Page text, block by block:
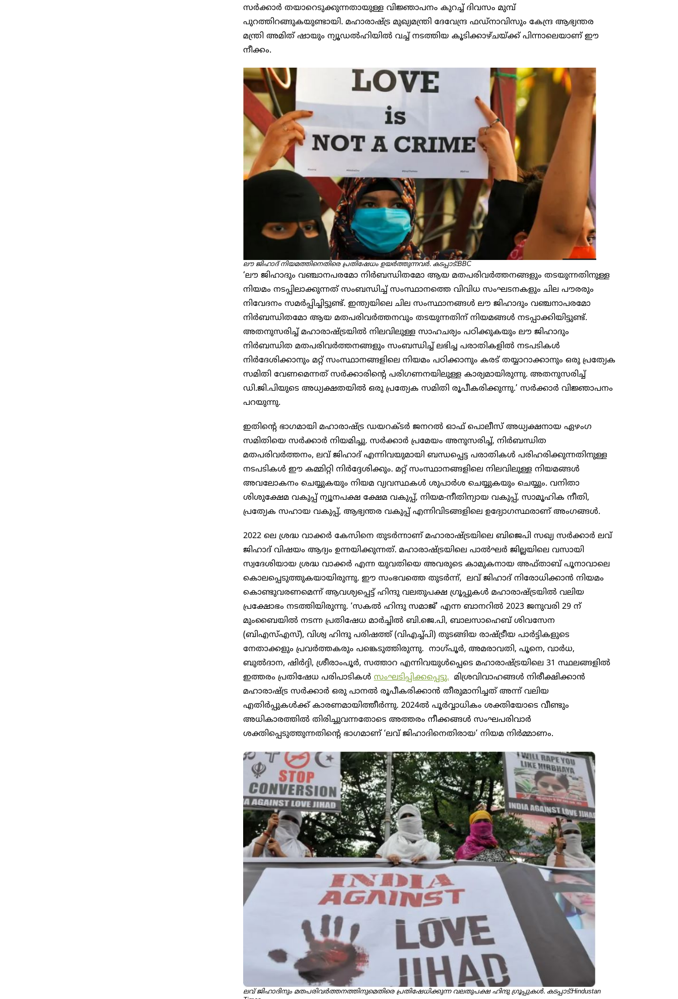
സർക്കാർ തയാറെടുക്കുന്നതായുള്ള വിജ്ഞാപനം കുറച്ച് ദിവസം മുമ്പ്
പുറത്തിറങ്ങുകയുണ്ടായി. മഹാരാഷ്ട്ര മുഖ്യമന്ത്രി ദേവേന്ദ്ര ഫഡ്‌നാവിസും കേന്ദ്ര ആഭ്യന്തര
മന്ത്രി അമിത് ഷായും ന്യൂഡൽഹിയിൽ വച്ച് നടത്തിയ കൂടിക്കാഴ്ചയ്ക്ക് പിന്നാലെയാണ് ഈ
നീക്കം.
ലൗ ജിഹാദ് നിയമത്തിനെതിരെ പ്രതിഷേധം ഉയർത്തുന്നവർ. കടപ്പാട്:BBC
‘ലൗ ജിഹാദും വഞ്ചാനപരമോ നിർബന്ധിതമോ ആയ മതപരിവർത്തനങ്ങളും തടയുന്നതിനുള്ള
നിയമം നടപ്പിലാക്കുന്നത് സംബന്ധിച്ച് സംസ്ഥാനത്തെ വിവിധ സംഘടനകളും ചില പൗരരും
നിവേദനം സമർപ്പിച്ചിട്ടുണ്ട്. ഇന്ത്യയിലെ ചില സംസ്ഥാനങ്ങൾ ലൗ ജിഹാദും വഞ്ചനാപരമോ
നിർബന്ധിതമോ ആയ മതപരിവർത്തനവും തടയുന്നതിന് നിയമങ്ങൾ നടപ്പാക്കിയിട്ടുണ്ട്.
അതനുസരിച്ച് മഹാരാഷ്ട്രയിൽ നിലവിലുള്ള സാഹചര്യം പഠിക്കുകയും ലൗ ജിഹാദും
നിർബന്ധിത മതപരിവർത്തനങ്ങളും സംബന്ധിച്ച് ലഭിച്ച പരാതികളിൽ നടപടികൾ
നിർദേശിക്കാനും മറ്റ് സംസ്ഥാനങ്ങളിലെ നിയമം പഠിക്കാനും കരട് തയ്യാറാക്കാനും ഒരു പ്രത്യേക
സമിതി വേണമെന്നത് സർക്കാരിന്റെ പരിഗണനയിലുള്ള കാര്യമായിരുന്നു. അതനുസരിച്ച്
ഡി.ജി.പിയുടെ അധ്യക്ഷതയിൽ ഒരു പ്രത്യേക സമിതി രൂപീകരിക്കുന്നു.’ സർക്കാർ വിജ്ഞാപനം
പറയുന്നു.
ഇതിന്റെ ഭാഗമായി മഹാരാഷ്ട്ര ഡയറക്ടർ ജനറൽ ഓഫ് പൊലീസ് അധ്യക്ഷനായ ഏഴംഗ
സമിതിയെ സർക്കാർ നിയമിച്ചു. സർക്കാർ പ്രമേയം അനുസരിച്ച്, നിർബന്ധിത
മതപരിവർത്തനം, ലവ് ജിഹാദ് എന്നിവയുമായി ബന്ധപ്പെട്ട പരാതികൾ പരിഹരിക്കുന്നതിനുള്ള
നടപടികൾ ഈ കമ്മിറ്റി നിർദ്ദേശിക്കും. മറ്റ് സംസ്ഥാനങ്ങളിലെ നിലവിലുള്ള നിയമങ്ങൾ
അവലോകനം ചെയ്യുകയും നിയമ വ്യവസ്ഥകൾ ശുപാർശ ചെയ്യുകയും ചെയ്യും. വനിതാ
ശിശുക്ഷേമ വകുപ്പ് ന്യൂനപക്ഷ ക്ഷേമ വകുപ്പ്, നിയമ-നീതിന്യായ വകുപ്പ്, സാമൂഹിക നീതി,
പ്രത്യേക സഹായ വകുപ്പ്, ആഭ്യന്തര വകുപ്പ് എന്നിവിടങ്ങളിലെ ഉദ്യോഗസ്ഥരാണ് അംഗങ്ങൾ.
2022 ലെ ശ്രദ്ധ വാക്കർ കേസിനെ തുടർന്നാണ് മഹാരാഷ്ട്രയിലെ ബിജെപി സഖ്യ സർക്കാർ ലവ്
ജിഹാദ് വിഷയം ആദ്യം ഉന്നയിക്കുന്നത്. മഹാരാഷ്ട്രയിലെ പാൽഘർ ജില്ലയിലെ വസായി
സ്വദേശിയായ ശ്രദ്ധ വാക്കര്‍ എന്ന യുവതിയെ അവരുടെ കാമുകനായ അഫ്താബ് പൂനാവാലെ
കൊലപ്പെടുത്തുകയായിരുന്നു. ഈ സംഭവത്തെ തുടർന്ന്, ലവ് ജിഹാദ് നിരോധിക്കാൻ നിയമം
കൊണ്ടുവരണമെന്ന് ആവശ്യപ്പെട്ട് ഹിന്ദു വലതുപക്ഷ ഗ്രൂപ്പുകൾ മഹാരാഷ്ട്രയിൽ വലിയ
പ്രക്ഷോഭം നടത്തിയിരുന്നു. ‘സകൽ ഹിന്ദു സമാജ്’ എന്ന ബാനറിൽ 2023 ജനുവരി 29 ന്
മുംബൈയിൽ നടന്ന പ്രതിഷേധ മാർച്ചിൽ ബി.ജെ.പി, ബാലസാഹെബ് ശിവസേന
(ബിഎസ്എസ്), വിശ്വ ഹിന്ദു പരിഷത്ത് (വിഎച്ച്പി) തുടങ്ങിയ രാഷ്ട്രീയ പാർട്ടികളുടെ
നേതാക്കളും പ്രവർത്തകരും പങ്കെടുത്തിരുന്നു. നാഗ്പൂർ, അമരാവതി, പൂനെ, വാർധ,
ബുൽദാന, ഷിർദ്ദി, ശ്രീരാംപൂർ, സത്താറ എന്നിവയുൾപ്പെടെ മഹാരാഷ്ട്രയിലെ 31 സ്ഥലങ്ങളിൽ
ഇത്തരം പ്രതിഷേധ പരിപാടികൾ സംഘടിപ്പിക്കപ്പെട്ടു. മിശ്രവിവാഹങ്ങൾ നിരീക്ഷിക്കാൻ
മഹാരാഷ്ട്ര സർക്കാർ ഒരു പാനൽ രൂപീകരിക്കാൻ തീരുമാനിച്ചത് അന്ന് വലിയ
എതിർപ്പുകൾക്ക് കാരണമായിത്തീർന്നു. 2024ൽ പൂർവ്വാധികം ശക്തിയോടെ വീണ്ടും
അധികാരത്തിൽ തിരിച്ചുവന്നതോടെ അത്തരം നീക്കങ്ങൾ സംഘപരിവാർ
ശക്തിപ്പെടുത്തുന്നതിന്റെ ഭാഗമാണ് ‘ലവ് ജിഹാദിനെതിരായ’ നിയമ നിർമ്മാണം.
ലവ് ജിഹാദിനും മതപരിവർത്തനത്തിനുമെതിരെ പ്രതിഷേധിക്കുന്ന വലതുപക്ഷ ഹിന്ദു ഗ്രൂപ്പുകൾ. കടപ്പാട്:Hindustan